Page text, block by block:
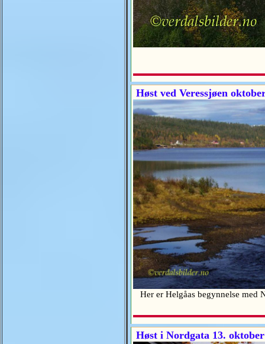
Høst ved Veressjøen
Her er Helgåas begynnelse med
Høst i Nordgata 13.